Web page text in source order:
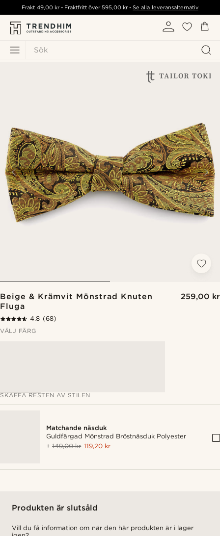
Sök
Frakt 49,00 kr- Fraktfritt över595,00 kr -Se alla leveransalternativ
Beige & Krämvit Mönstrad Knuten
Fluga
259,00 kr
4.8 (68)
VÄLJ FÄRG
SKAFFA RESTEN AV STILEN
Matchande näsduk
Guldfärgad Mönstrad Bröstnäsduk Polyester
+149,00 kr 119,20 kr
Produkten är slutsåld
Vill du få information om när den här produkten är i lager